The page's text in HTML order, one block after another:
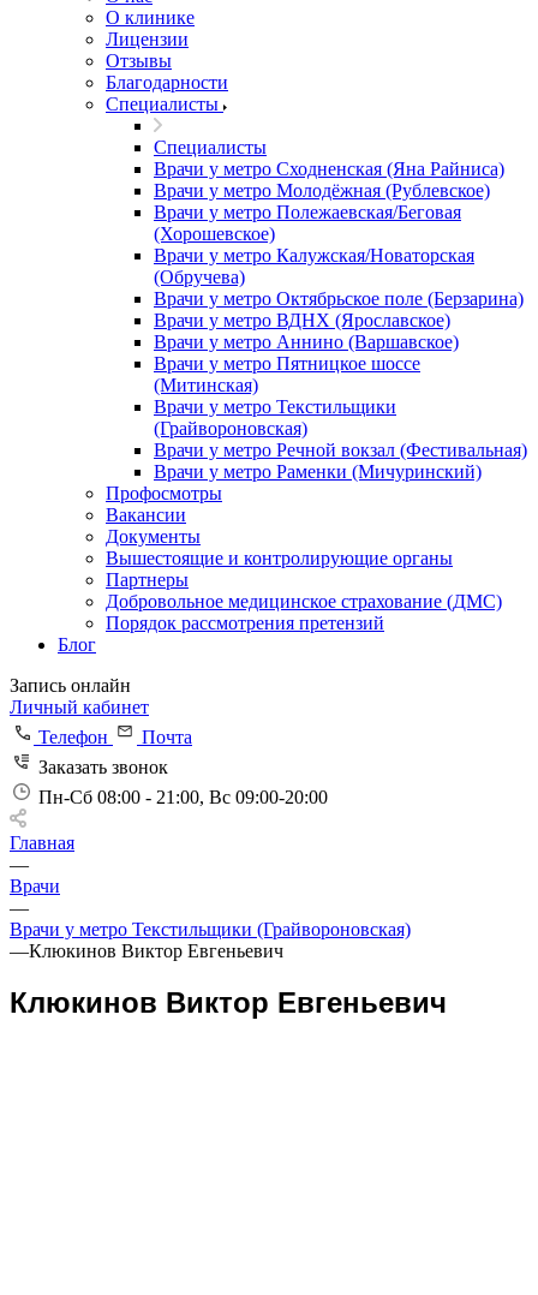
О клинике
Лицензии
Отзывы
Благодарности
Специалисты
Специалисты
Врачи у метро Сходненская (Яна Райниса)
Врачи у метро Молодёжная (Рублевское)
Врачи у метро Полежаевская/Беговая
(Хорошевское)
Врачи у метро Калужская/Новаторская
(Обручева)
Врачи у метро Октябрьское поле (Берзарина)
Врачи у метро ВДНХ (Ярославское)
Врачи у метро Аннино (Варшавское)
Врачи у метро Пятницкое шоссе
(Митинская)
Врачи у метро Текстильщики
(Грайвороновская)
Врачи у метро Речной вокзал (Фестивальная)
Врачи у метро Раменки (Мичуринский)
Профосмотры
Вакансии
Документы
Вышестоящие и контролирующие органы
Партнеры
Добровольное медицинское страхование (ДМС)
Порядок рассмотрения претензий
Блог
Запись онлайн
Личный кабинет
Телефон
Почта
Заказать звонок
Пн-Сб 08:00 - 21:00, Вс 09:00-20:00
Главная
—
Врачи
—
Врачи у метро Текстильщики (Грайвороновская)
—Клюкинов Виктор Евгеньевич
Клюкинов Виктор Евгеньевич